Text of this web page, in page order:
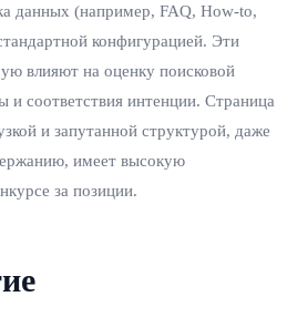
данных (например, FAQ, How-to,
конфигурацией. Эти
влияют на оценку поисковой
и соответствия интенции. Страница
и запутанной структурой, даже
имеет высокую
за позиции.